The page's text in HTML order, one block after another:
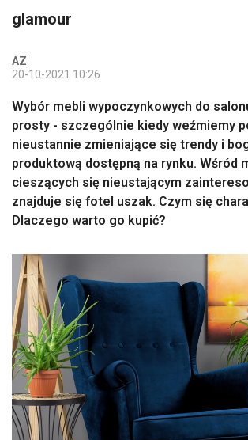
glamour
AZ
20-10-2021 10:26
Wybór mebli wypoczynkowych do
prosty - szczególnie kiedy weźmiemy
nieustannie zmieniające się trendy i
produktową dostępną na rynku. Wśród
cieszących się nieustającym
znajduje się fotel uszak. Czym się
Dlaczego warto go kupić?